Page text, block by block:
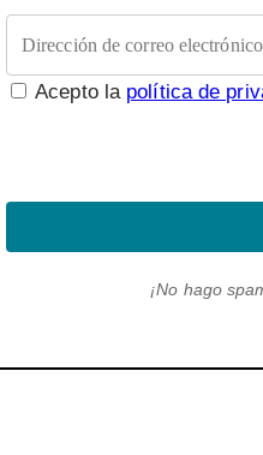
Acepto la política de
¡No hago